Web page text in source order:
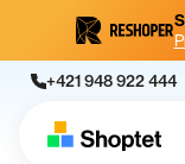
+421 948 922 444